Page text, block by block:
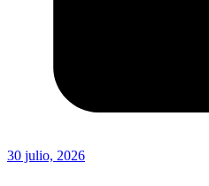
30 julio, 2026